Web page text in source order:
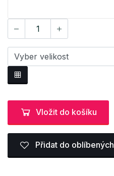
Vložit do košíku
Přidat do oblíbených